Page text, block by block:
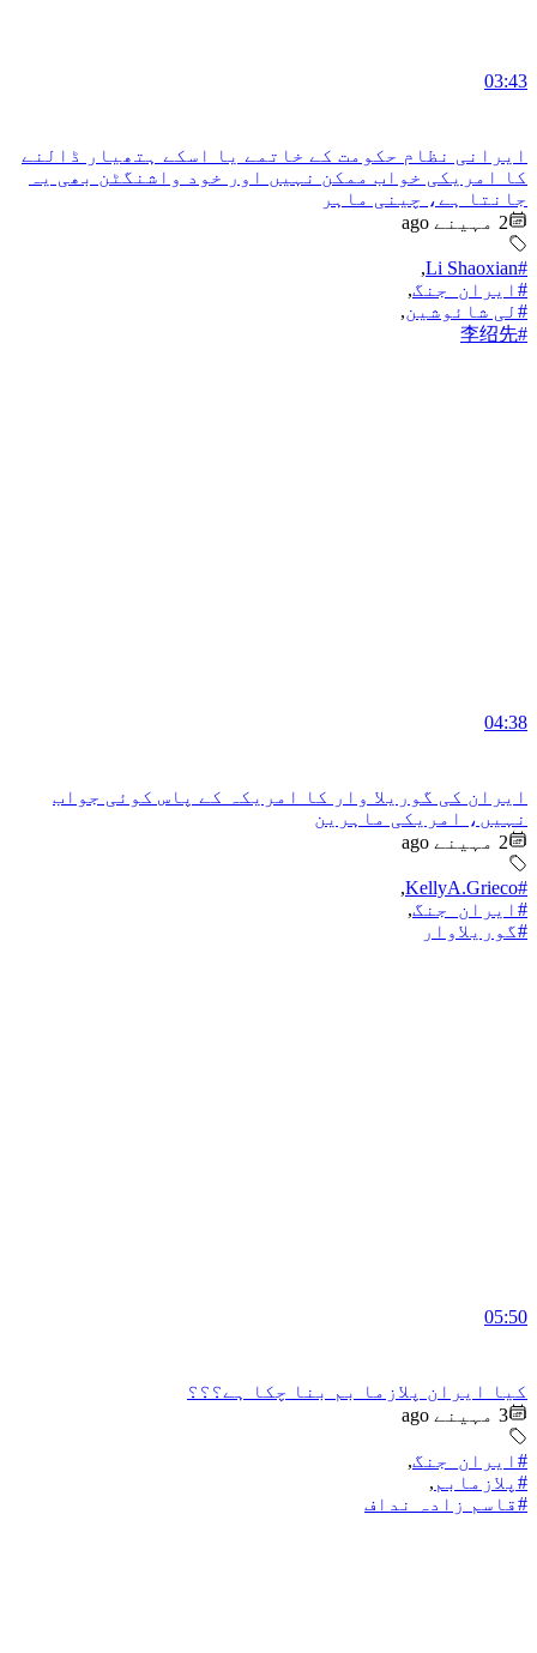
03:43
ایرانی نظام حکومت کے خاتمے یا اسکے ہتھیار ڈالنے
کا امریکی خواب ممکن نہیں اور خود واشنگٹن بھی یہ
جانتا ہے، چینی ماہر
2 مہینے ago
#Li Shaoxian
,
#ایران_جنگ,
#لی شائوشین,
#李绍先
04:38
ایران کی گوریلا وار کا امریکہ کے پاس کوئی جواب
نہیں، امریکی ماہرین
2 مہینے ago
#KellyA.Grieco
,
#ایران_جنگ,
#گوریلاوار
05:50
کیا ایران پلازما بم بنا چکا ہے؟؟؟
3 مہینے ago
#ایران_جنگ,
#پلازمابم ,
#قاسم زادہ نداف